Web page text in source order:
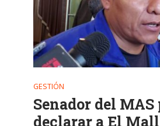
GESTIÓN
Senador del MAS
declarar a El